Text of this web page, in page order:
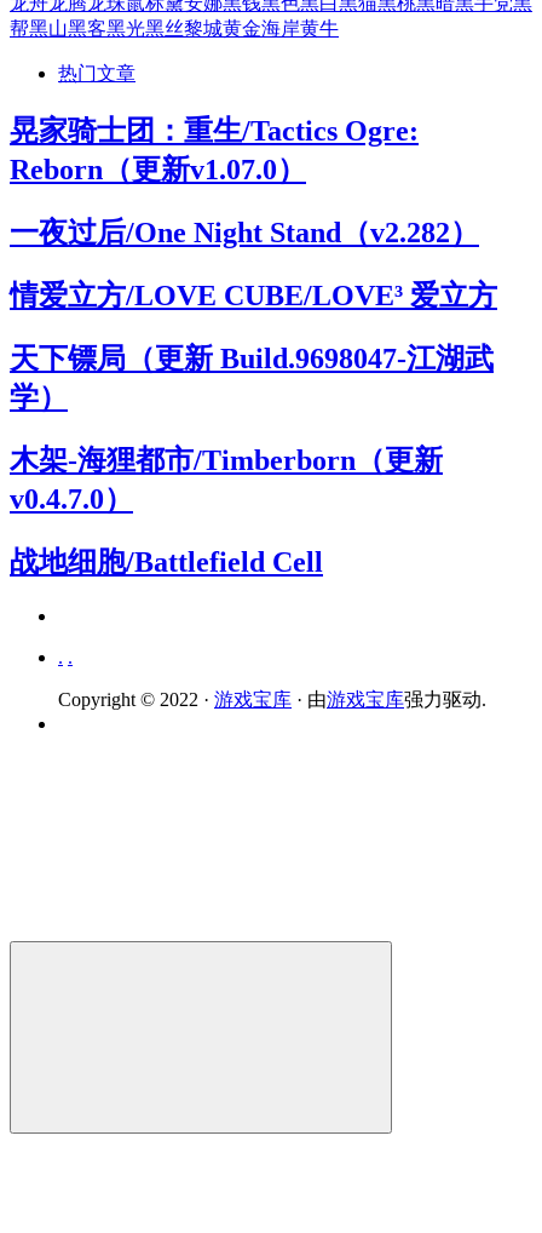
帮黑山黑客黑光黑丝黎城黄金海岸黄牛
热门文章
晃家骑士团：重生/Tactics Ogre:
Reborn（更新v1.07.0）
一夜过后/One Night Stand（v2.282）
情爱立方/LOVE CUBE/LOVE³ 爱立方
天下镖局（更新 Build.9698047-江湖武
学）
木架-海狸都市/Timberborn（更新
v0.4.7.0）
战地细胞/Battlefield Cell
. .
Copyright © 2022 · 游戏宝库 · 由游戏宝库强力驱动.